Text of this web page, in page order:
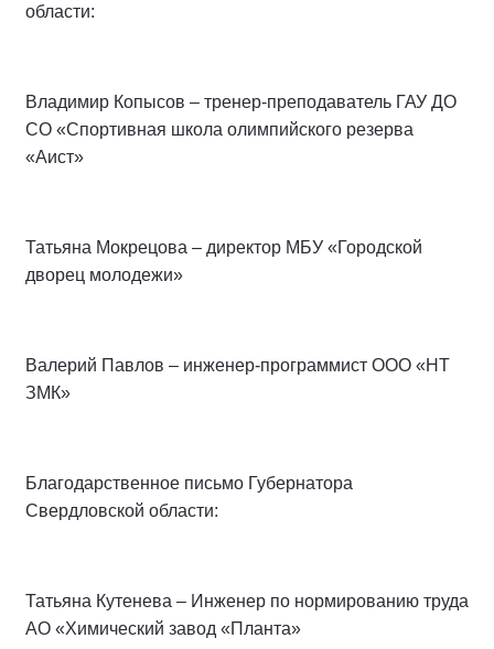
области:
Владимир Копысов – тренер-преподаватель ГАУ ДО
СО «Спортивная школа олимпийского резерва
«Аист»
Татьяна Мокрецова – директор МБУ «Городской
дворец молодежи»
Валерий Павлов – инженер-программист ООО «НТ
ЗМК»
Благодарственное письмо Губернатора
Свердловской области:
Татьяна Кутенева – Инженер по нормированию труда
АО «Химический завод «Планта»